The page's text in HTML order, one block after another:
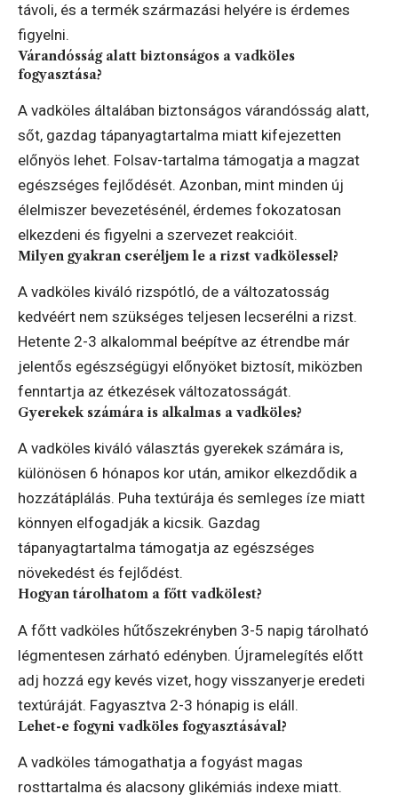
távoli, és a termék származási helyére is érdemes
figyelni.
Várandósság alatt biztonságos a vadköles
fogyasztása?
A vadköles általában biztonságos várandósság alatt,
sőt, gazdag tápanyagtartalma miatt kifejezetten
előnyös lehet. Folsav-tartalma támogatja a magzat
egészséges fejlődését. Azonban, mint minden új
élelmiszer bevezetésénél, érdemes fokozatosan
elkezdeni és figyelni a szervezet reakcióit.
Milyen gyakran cseréljem le a rizst vadkölessel?
A vadköles kiváló rizspótló, de a változatosság
kedvéért nem szükséges teljesen lecserélni a rizst.
Hetente 2-3 alkalommal beépítve az étrendbe már
jelentős egészségügyi előnyöket biztosít, miközben
fenntartja az étkezések változatosságát.
Gyerekek számára is alkalmas a vadköles?
A vadköles kiváló választás gyerekek számára is,
különösen 6 hónapos kor után, amikor elkezdődik a
hozzátáplálás. Puha textúrája és semleges íze miatt
könnyen elfogadják a kicsik. Gazdag
tápanyagtartalma támogatja az egészséges
növekedést és fejlődést.
Hogyan tárolhatom a főtt vadkölest?
A főtt vadköles hűtőszekrényben 3-5 napig tárolható
légmentesen zárható edényben. Újramelegítés előtt
adj hozzá egy kevés vizet, hogy visszanyerje eredeti
textúráját. Fagyasztva 2-3 hónapig is eláll.
Lehet-e fogyni vadköles fogyasztásával?
A vadköles támogathatja a fogyást magas
rosttartalma és alacsony glikémiás indexe miatt.